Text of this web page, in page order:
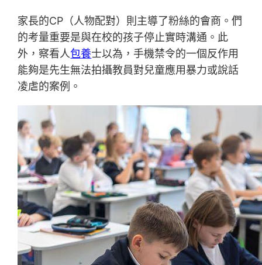
家長的CP（人物配對）則主導了粉絲的會商。們
的考量重要是與在校的孩子停止實時溝通。此
外，察看人包養士以為，手機禁令的一個反作用
能夠是先生無法拍攝教員對兒童應用暴力或說話
凌虐的案例。